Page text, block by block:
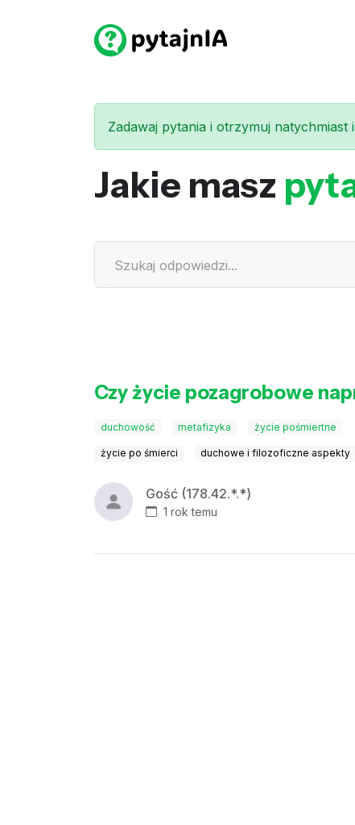
Zadawaj pytania i otrzymuj
Jakie masz
Czy życie pozagrobowe
duchowość metafizyka życie pośmiertne
życie po śmierci duchowe i filozoficzne aspekty
Gość (178.42.*.*)
1 rok temu